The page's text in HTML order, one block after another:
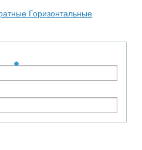
Горизонтальные